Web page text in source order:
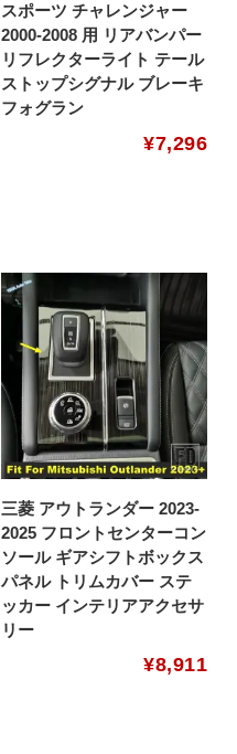
スポーツ チャレンジャー
2000-2008 用 リアバンパー
リフレクターライト テール
ストップシグナル ブレーキ
フォグラン
¥7,296
三菱 アウトランダー 2023-
2025 フロントセンターコン
ソール ギアシフトボックス
パネル トリムカバー ステ
ッカー インテリアアクセサ
リー
¥8,911